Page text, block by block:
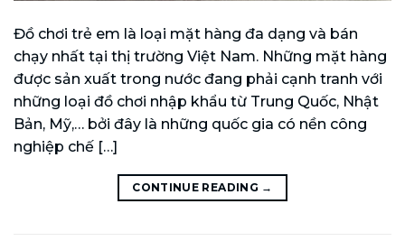
Đồ chơi trẻ em là loại mặt hàng đa dạng và bán
chạy nhất tại thị trường Việt Nam. Những mặt hàng
được sản xuất trong nước đang phải cạnh tranh với
những loại đồ chơi nhập khẩu từ Trung Quốc, Nhật
Bản, Mỹ,… bởi đây là những quốc gia có nền công
nghiệp chế […]
CONTINUE READING →